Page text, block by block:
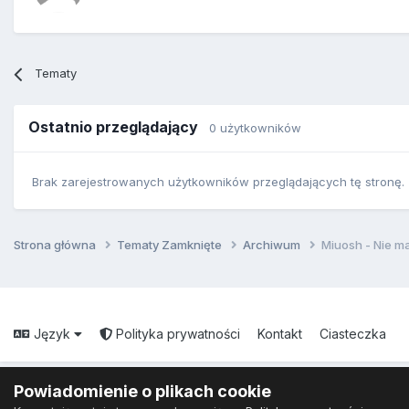
Tematy
Ostatnio przeglądający 0 użytkowników
Brak zarejestrowanych użytkowników przeglądających tę stronę.
Strona główna Tematy Zamknięte Archiwum Miuosh - Nie
Język Polityka prywatności Kontakt Ciasteczka
Powiadomienie o plikach cookie